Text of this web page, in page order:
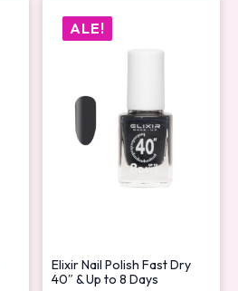
ALE!
Elixir Nail Polish Fast Dry
40″ & Up to 8 Days